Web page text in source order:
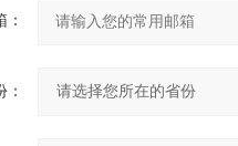
：